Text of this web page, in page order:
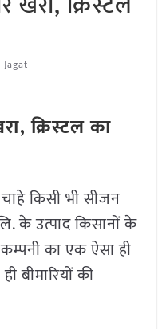
क्रिस्टल का
किसी भी सीजन
के उत्पाद किसानों के
का एक ऐसा ही
बीमारियों की